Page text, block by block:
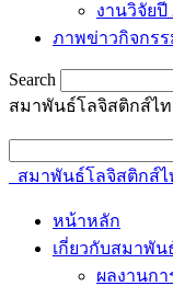
งานวิจัยปี
ภาพข่าวกิจกรร
Search
สมาพันธ์โลจิสติกส์ไท
สมาพันธ์โลจิสติกส์ไท
หน้าหลัก
เกี่ยวกับสมาพัน
ผลงานกา